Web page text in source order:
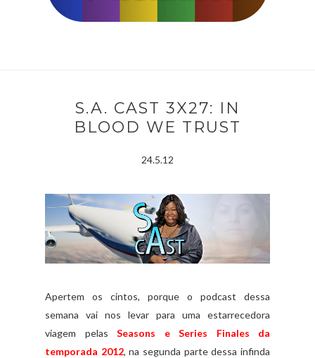
S.A. CAST 3X27: IN
BLOOD WE TRUST
24.5.12
Apertem os cintos, porque o podcast dessa
semana vai nos levar para uma estarrecedora
viagem pelas Seasons e Series Finales da
temporada 2012, na segunda parte dessa infinda